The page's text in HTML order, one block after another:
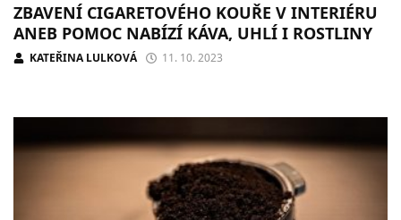
ZBAVENÍ CIGARETOVÉHO KOUŘE V INTERIÉRU
ANEB POMOC NABÍZÍ KÁVA, UHLÍ I ROSTLINY
KATEŘINA LULKOVÁ 11. 10. 2023